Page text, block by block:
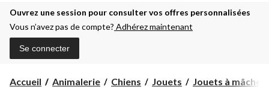
Ouvrez une session pour consulter vos offres personnalisées
Vous n’avez pas de compte? Adhérez maintenant
Se connecter
Accueil Animalerie Chiens Jouets Jouets à mâcher